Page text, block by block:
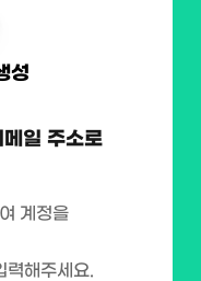
성
일 주소로
계정을
력해주세요.